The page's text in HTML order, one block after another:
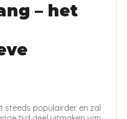
– het
steeds populairder en zal